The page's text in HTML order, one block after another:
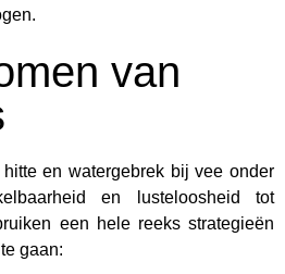
van
en watergebrek bij vee onder
en lusteloosheid tot
een hele reeks strategieën
gaan: